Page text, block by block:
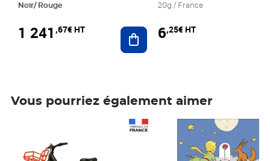
Noir/ Rouge
1 241 ,67€ HT Ajouter au panier
20g / France
6,25€ HT
Vous pourriez également aimer
Prix 6,25€ HT